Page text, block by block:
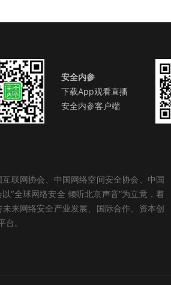
安全内参
下载App观看直播
安全内参客户端
联网协会、中国网络空间安全协会、中国
“全球网络安全 倾听北京声音”为立意，着
来网络安全产业发展、国际合作、资本创
。